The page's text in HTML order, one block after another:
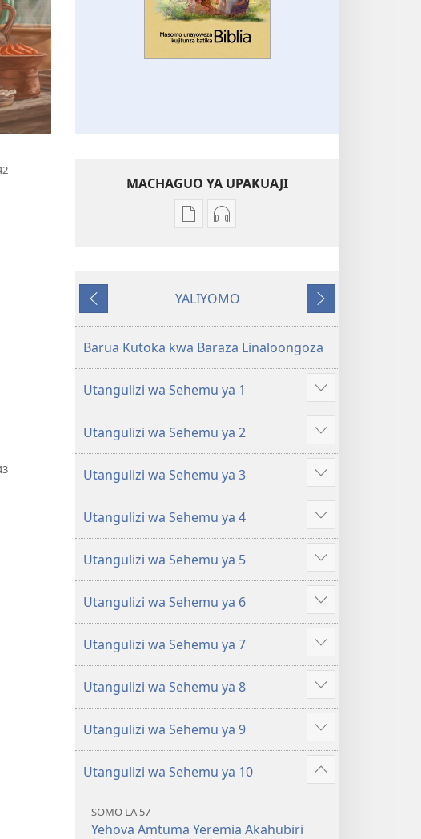
MACHAGUO YA UPAKUAJI
Mbinu
ya
Masomo
Unayoweza
Katika
Biblia
Mbinu
za
Masomo
Unayoweza
Katika
Biblia
Inayotangulia
YALIYOMO
Inayofuata
Barua Kutoka kwa Baraza Linaloongoza
Utangulizi wa Sehemu ya 1
Onyesha
zaidi
Utangulizi wa Sehemu ya 2
Onyesha
zaidi
Utangulizi wa Sehemu ya 3
Onyesha
zaidi
Utangulizi wa Sehemu ya 4
Onyesha
zaidi
Utangulizi wa Sehemu ya 5
Onyesha
zaidi
Utangulizi wa Sehemu ya 6
Onyesha
zaidi
Utangulizi wa Sehemu ya 7
Onyesha
zaidi
Utangulizi wa Sehemu ya 8
Onyesha
zaidi
Utangulizi wa Sehemu ya 9
Onyesha
zaidi
Utangulizi wa Sehemu ya 10
Onyesha
zaidi
SOMO LA 57
Yehova Amtuma Yeremia Akahubiri